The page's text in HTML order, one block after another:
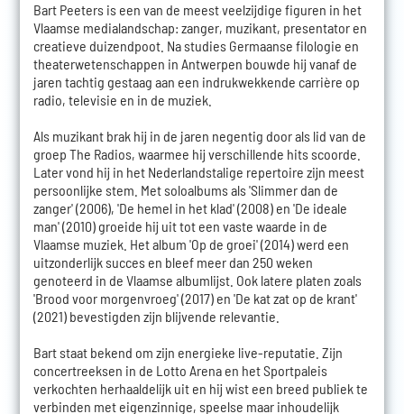
Bart Peeters is een van de meest veelzijdige figuren in het
Vlaamse medialandschap: zanger, muzikant, presentator en
creatieve duizendpoot. Na studies Germaanse filologie en
theaterwetenschappen in Antwerpen bouwde hij vanaf de
jaren tachtig gestaag aan een indrukwekkende carrière op
radio, televisie en in de muziek.
Als muzikant brak hij in de jaren negentig door als lid van de
groep The Radios, waarmee hij verschillende hits scoorde.
Later vond hij in het Nederlandstalige repertoire zijn meest
persoonlijke stem. Met soloalbums als 'Slimmer dan de
zanger' (2006), 'De hemel in het klad' (2008) en 'De ideale
man' (2010) groeide hij uit tot een vaste waarde in de
Vlaamse muziek. Het album 'Op de groei' (2014) werd een
uitzonderlijk succes en bleef meer dan 250 weken
genoteerd in de Vlaamse albumlijst. Ook latere platen zoals
'Brood voor morgenvroeg' (2017) en 'De kat zat op de krant'
(2021) bevestigden zijn blijvende relevantie.
Bart staat bekend om zijn energieke live-reputatie. Zijn
concertreeksen in de Lotto Arena en het Sportpaleis
verkochten herhaaldelijk uit en hij wist een breed publiek te
verbinden met eigenzinnige, speelse maar inhoudelijk